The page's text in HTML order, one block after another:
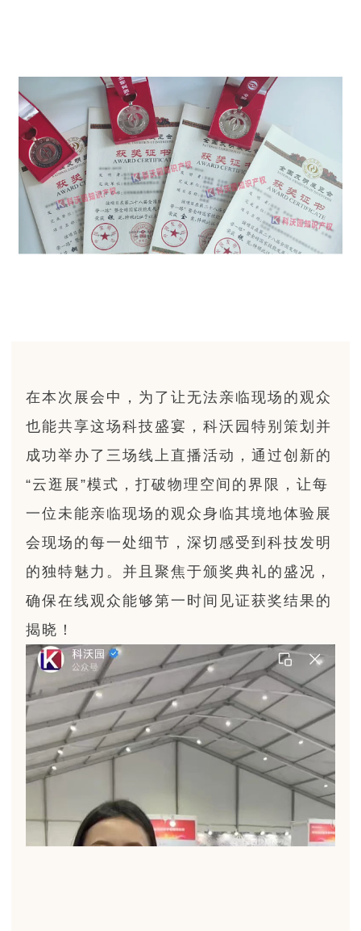
在本次展会中，为了让无法亲临现场的观众
也能共享这场科技盛宴，科沃园特别策划并
成功举办了三场线上直播活动，通过创新的
“云逛展”模式，打破物理空间的界限，让每
一位未能亲临现场的观众身临其境地体验展
会现场的每一处细节，深切感受到科技发明
的独特魅力。并且聚焦于颁奖典礼的盛况，
确保在线观众能够第一时间见证获奖结果的
揭晓！